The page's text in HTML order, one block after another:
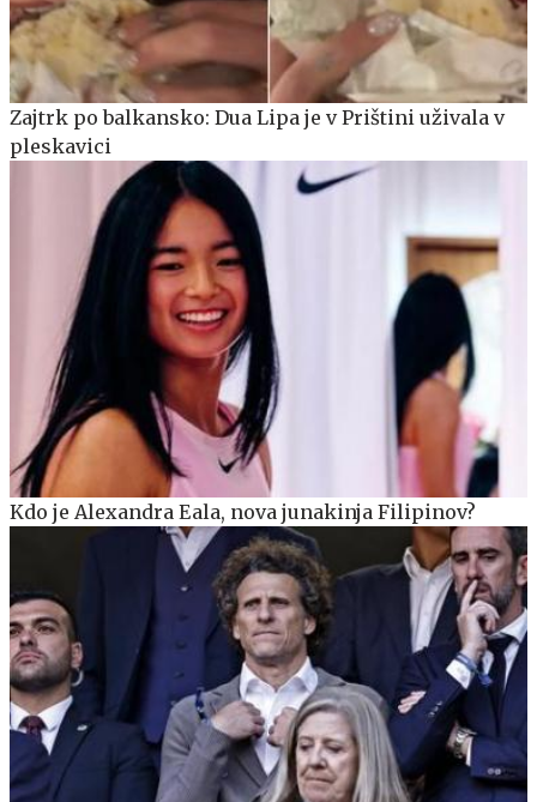
Zajtrk po balkansko: Dua Lipa je v Prištini uživala v
pleskavici
Kdo je Alexandra Eala, nova junakinja Filipinov?